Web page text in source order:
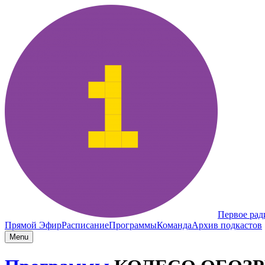
Первое
Прямой ЭфирРасписаниеПрограммыКомандаАрхив подкастов
Menu